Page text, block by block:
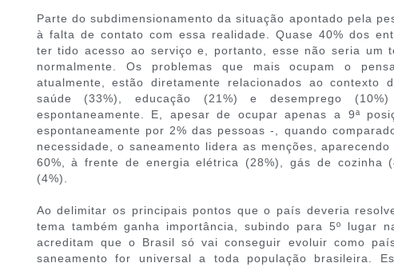
Parte do subdimensionamento da situação apontado pela
à falta de contato com essa realidade. Quase 40% dos
ter tido acesso ao serviço e, portanto, esse não seria um
normalmente. Os problemas que mais ocupam o
atualmente, estão diretamente relacionados ao contexto
saúde (33%), educação (21%) e desemprego
espontaneamente. E, apesar de ocupar apenas a 9ª
espontaneamente por 2% das pessoas -, quando
necessidade, o saneamento lidera as menções,
60%, à frente de energia elétrica (28%), gás de cozinha
(4%).
Ao delimitar os principais pontos que o país deveria
tema também ganha importância, subindo para 5º lugar
acreditam que o Brasil só vai conseguir evoluir como
saneamento for universal a toda população brasileira.